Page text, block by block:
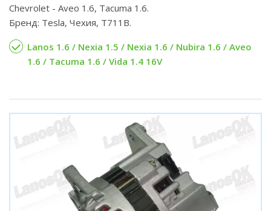
Chevrolet - Aveo 1.6, Tacuma 1.6.
Бренд: Tesla, Чехия, T711B.
Lanos 1.6 / Nexia 1.5 / Nexia 1.6 / Nubira 1.6 / Aveo
1.6 / Tacuma 1.6 / Vida 1.4 16V